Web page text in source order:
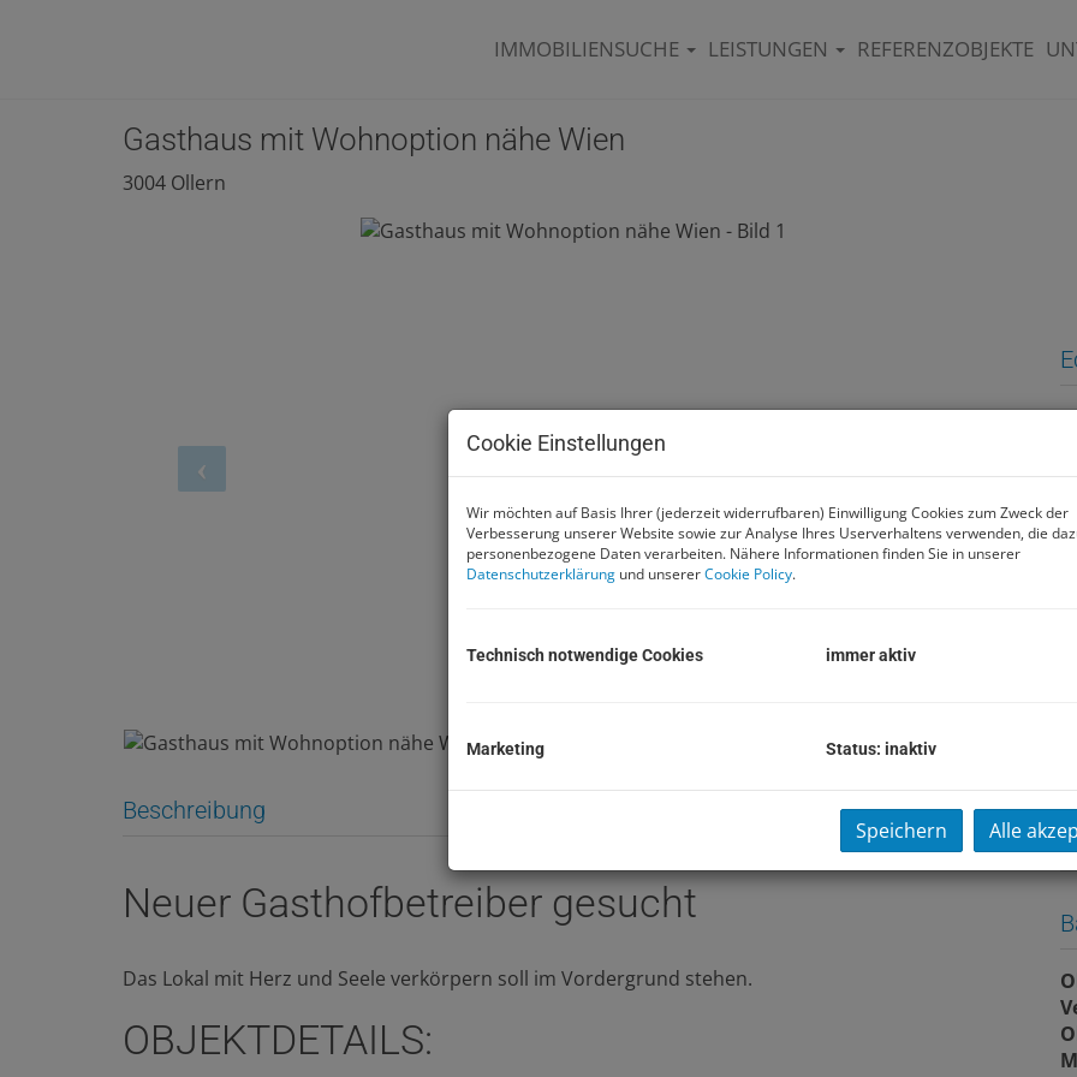
IMMOBILIENSUCHE LEISTUNGEN REFERENZOBJEKTE
Gasthaus mit Wohnoption nähe Wien
3004 Ollern
Beschreibung
Neuer Gasthofbetreiber gesucht
Das Lokal mit Herz und Seele verkörpern soll im Vordergrund stehen.
OBJEKTDETAILS:
Cookie Einstellungen
Wir möchten auf Basis Ihrer (jederzeit widerrufbaren) Einwilligung Cookies zum Zweck der
Verbesserung unserer Website sowie zur Analyse Ihres Userverhaltens verwenden, die
personenbezogene Daten verarbeiten. Nähere Informationen finden Sie in unserer
Datenschutzerklärung und unsererCookie Policy.
Technisch notwendige Cookies immer aktiv
Marketing Status: inaktiv
Speichern Alle